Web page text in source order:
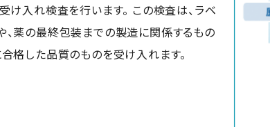
け入れ検査を行います。 この検査は、ラベ
薬の最終包装までの製造に関係するもの
格した品質のものを受け入れます。